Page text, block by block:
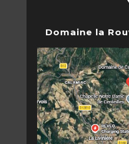
Domaine la